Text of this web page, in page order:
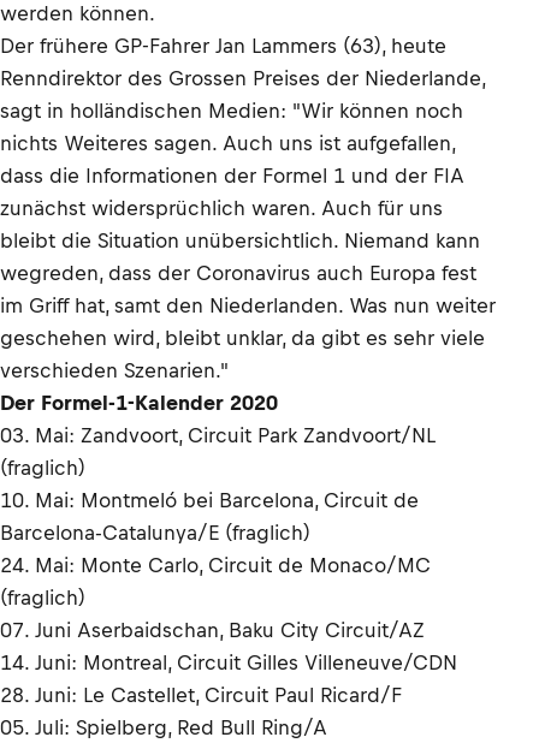
werden können.
Der frühere GP-Fahrer Jan Lammers (63), heute
Renndirektor des Grossen Preises der Niederlande,
sagt in holländischen Medien: "Wir können noch
nichts Weiteres sagen. Auch uns ist aufgefallen,
dass die Informationen der Formel 1 und der FIA
zunächst widersprüchlich waren. Auch für uns
bleibt die Situation unübersichtlich. Niemand kann
wegreden, dass der Coronavirus auch Europa fest
im Griff hat, samt den Niederlanden. Was nun weiter
geschehen wird, bleibt unklar, da gibt es sehr viele
verschieden Szenarien."
Der Formel-1-Kalender 2020
03. Mai: Zandvoort, Circuit Park Zandvoort/NL
(fraglich)
10. Mai: Montmeló bei Barcelona, Circuit de
Barcelona-Catalunya/E (fraglich)
24. Mai: Monte Carlo, Circuit de Monaco/MC
(fraglich)
07. Juni Aserbaidschan, Baku City Circuit/AZ
14. Juni: Montreal, Circuit Gilles Villeneuve/CDN
28. Juni: Le Castellet, Circuit Paul Ricard/F
05. Juli: Spielberg, Red Bull Ring/A